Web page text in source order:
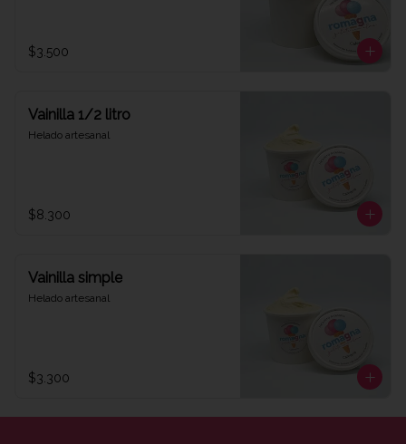
$3.500
Vainilla 1/2 litro
Helado artesanal
$8.300
Vainilla simple
Helado artesanal
$3.300